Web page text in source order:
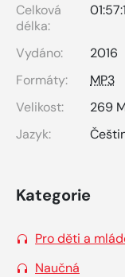
Celková
délka:
Vydáno:
2016
Formáty:
MP3
Velikost:
269
Jazyk:
Kategorie
Pro děti a
Naučná